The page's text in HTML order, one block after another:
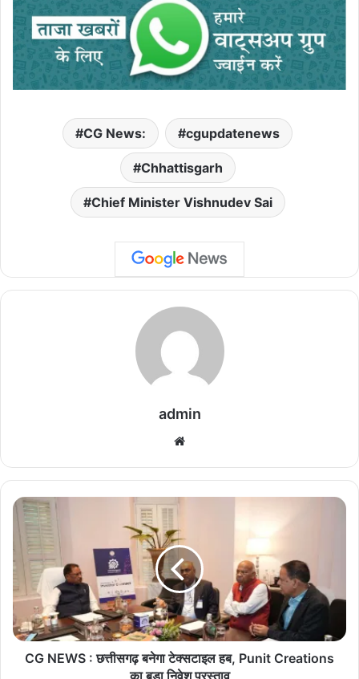
CG News: cgupdatenews
Chhattisgarh
Chief Minister Vishnudev Sai
admin
te
C
W
S
:
छ
त्ती
CG NEWS : छत्तीसगढ़ बनेगा टेक्सटाइल हब, Punit Creations
का बड़ा निवेश प्रस्ताव